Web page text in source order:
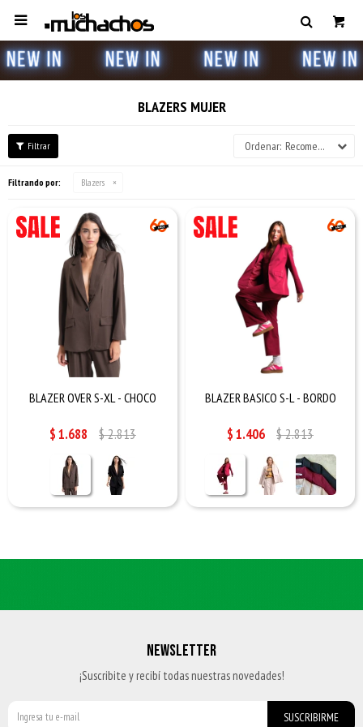

BLAZERS MUJER
Recomendados
Filtrando por: Blazers
BLAZER OVER S-XL - CHOCO
$1.688 $2.813
BLAZER BASICO S-L - BORDO
$1.406 $2.813
NEWSLETTER
¡Suscribite y recibí todas nuestras novedades!
SUSCRIBIRME